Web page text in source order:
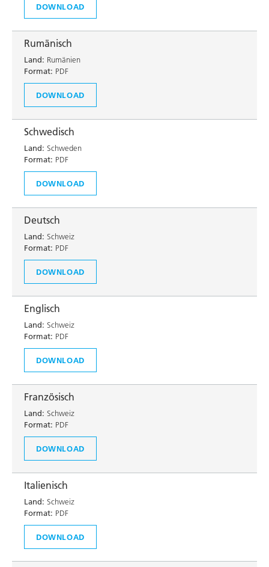
DOWNLOAD
Rumänisch
Land: Rumänien
Format: PDF
DOWNLOAD
Schwedisch
Land: Schweden
Format: PDF
DOWNLOAD
Deutsch
Land: Schweiz
Format: PDF
DOWNLOAD
Englisch
Land: Schweiz
Format: PDF
DOWNLOAD
Französisch
Land: Schweiz
Format: PDF
DOWNLOAD
Italienisch
Land: Schweiz
Format: PDF
DOWNLOAD